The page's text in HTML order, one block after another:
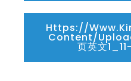
Https://
Content/
页英文